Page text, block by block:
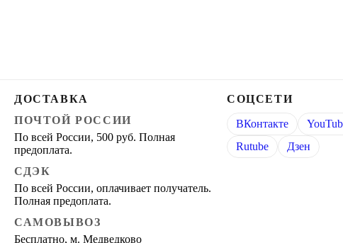
ДОСТАВКА
ПОЧТОЙ РОССИИ
По всей России, 500 руб. Полная
предоплата.
СДЭК
По всей России, оплачивает получатель.
Полная предоплата.
САМОВЫВОЗ
Бесплатно, м. Медведково
СОЦСЕТИ
ВКонтакте
Rutube
Дзен